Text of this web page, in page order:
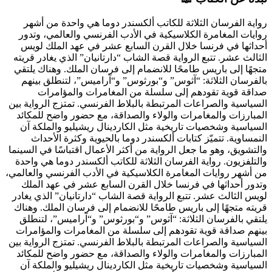
رواية الفرسان الثلاثة للكاتب ألكسندر دوما هي واحدة من أشهر
روايات المغامرة الكلاسيكية في الأدب الفرنسي والعالمي، وتدور
أحداثها في فرنسا خلال القرن السابع عشر في عهد الملك لويس
الثالث عشر. تتبع الرواية قصة الشاب “دارتانيان” الذي يغادر قريته
متجهًا إلى باريس طامحًا للانضمام إلى فرسان الملك. وهناك يلتقي
بالفرسان الثلاثة: “آثوس” و“بورثوس” و“آراميس”، لتنطلق بينهم
صداقة قوية تقودهم إلى سلسلة من المغامرات والمؤامرات
السياسية والصراعات المرتبطة بالبلاط الفرنسي. تمتزج الرواية بين
المبارزات والمغامرات والولاء والصداقة، مع حضور واضح للمكائد
السياسية وشخصيات تاريخية مثل الكاردينال ريشيليو والملكة آن
النمساوية. تتميّز كتابات ألكسندر دوما بالحيوية وكثرة الأحداث
والتشويق، وهو ما جعل الرواية من أكثر الأعمال اقتباسًا في السينما
والتلفزيون. رواية الفرسان الثلاثة للكاتب ألكسندر دوما هي واحدة
من أشهر روايات المغامرة الكلاسيكية في الأدب الفرنسي والعالمي،
وتدور أحداثها في فرنسا خلال القرن السابع عشر في عهد الملك
لويس الثالث عشر. تتبع الرواية قصة الشاب “دارتانيان” الذي يغادر
قريته متجهًا إلى باريس طامحًا للانضمام إلى فرسان الملك. وهناك
يلتقي بالفرسان الثلاثة: “آثوس” و“بورثوس” و“آراميس”، لتنطلق
بينهم صداقة قوية تقودهم إلى سلسلة من المغامرات والمؤامرات
السياسية والصراعات المرتبطة بالبلاط الفرنسي. تمتزج الرواية بين
المبارزات والمغامرات والولاء والصداقة، مع حضور واضح للمكائد
السياسية وشخصيات تاريخية مثل الكاردينال ريشيليو والملكة آن